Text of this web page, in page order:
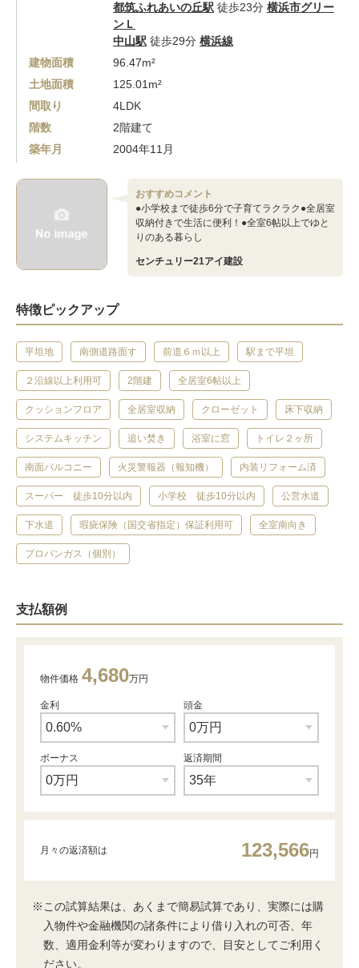
都筑ふれあいの丘駅 徒歩23分 横浜市グリー
ンＬ
中山駅 徒歩29分 横浜線
建物面積
96.47m²
土地面積
125.01m²
間取り
4LDK
階数
2階建て
築年月
2004年11月
おすすめコメント
●小学校まで徒歩6分で子育てラクラク●全居室
収納付きで生活に便利！●全室6帖以上でゆと
りのある暮らし
センチュリー21アイ建設
特徴ピックアップ
平坦地 南側道路面す 前道６ｍ以上 駅まで平坦
２沿線以上利用可 2階建 全居室6帖以上
クッションフロア 全居室収納 クローゼット 床下収納
システムキッチン 追い焚き 浴室に窓 トイレ２ヶ所
南面バルコニー 火災警報器（報知機） 内装リフォーム済
スーパー 徒歩10分以内 小学校 徒歩10分以内 公営水道
下水道 瑕疵保険（国交省指定）保証利用可 全室南向き
プロパンガス（個別）
支払額例
物件価格 4,680万円
金利 頭金
ボーナス 返済期間
月々の返済額は 123,566円
※この試算結果は、あくまで簡易試算であり、実際には購
入物件や金融機関の諸条件により借り入れの可否、年
数、適用金利等が変わりますので、目安としてご利用く
ださい。